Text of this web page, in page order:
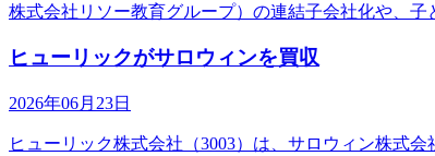
株式会社リソー教育グループ）の連結子会社化や、子
ヒューリックがサロウィンを買収
2026年06月23日
ヒューリック株式会社（3003）は、サロウィン株式